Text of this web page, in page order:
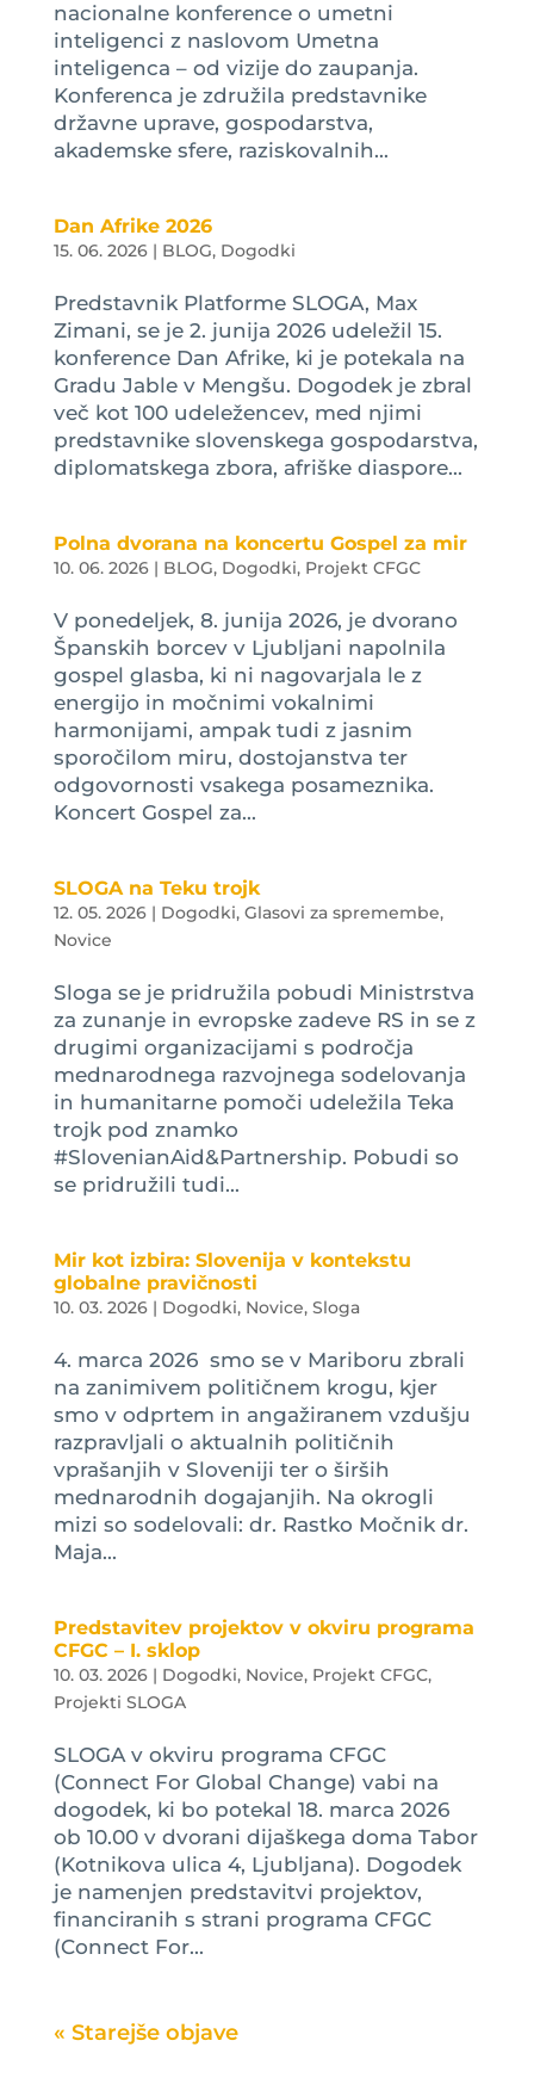
nacionalne konference o umetni
inteligenci z naslovom Umetna
inteligenca – od vizije do zaupanja.
Konferenca je združila predstavnike
državne uprave, gospodarstva,
akademske sfere, raziskovalnih...
Dan Afrike 2026
15. 06. 2026| BLOG, Dogodki
Predstavnik Platforme SLOGA, Max
Zimani, se je 2. junija 2026 udeležil 15.
konference Dan Afrike, ki je potekala na
Gradu Jable v Mengšu. Dogodek je zbral
več kot 100 udeležencev, med njimi
predstavnike slovenskega gospodarstva,
diplomatskega zbora, afriške diaspore...
Polna dvorana na koncertu Gospel za mir
10. 06. 2026| BLOG, Dogodki, Projekt CFGC
V ponedeljek, 8. junija 2026, je dvorano
Španskih borcev v Ljubljani napolnila
gospel glasba, ki ni nagovarjala le z
energijo in močnimi vokalnimi
harmonijami, ampak tudi z jasnim
sporočilom miru, dostojanstva ter
odgovornosti vsakega posameznika.
Koncert Gospel za...
SLOGA na Teku trojk
12. 05. 2026| Dogodki, Glasovi za spremembe,
Novice
Sloga se je pridružila pobudi Ministrstva
za zunanje in evropske zadeve RS in se z
drugimi organizacijami s področja
mednarodnega razvojnega sodelovanja
in humanitarne pomoči udeležila Teka
trojk pod znamko
#SlovenianAid&Partnership. Pobudi so
se pridružili tudi...
Mir kot izbira: Slovenija v kontekstu
globalne pravičnosti
10. 03. 2026| Dogodki, Novice, Sloga
4. marca 2026 smo se v Mariboru zbrali
na zanimivem političnem krogu, kjer
smo v odprtem in angažiranem vzdušju
razpravljali o aktualnih političnih
vprašanjih v Sloveniji ter o širših
mednarodnih dogajanjih. Na okrogli
mizi so sodelovali: dr. Rastko Močnik dr.
Maja...
Predstavitev projektov v okviru programa
CFGC – I. sklop
10. 03. 2026| Dogodki, Novice, Projekt CFGC,
Projekti SLOGA
SLOGA v okviru programa CFGC
(Connect For Global Change) vabi na
dogodek, ki bo potekal 18. marca 2026
ob 10.00 v dvorani dijaškega doma Tabor
(Kotnikova ulica 4, Ljubljana). Dogodek
je namenjen predstavitvi projektov,
financiranih s strani programa CFGC
(Connect For...
« Older Entries